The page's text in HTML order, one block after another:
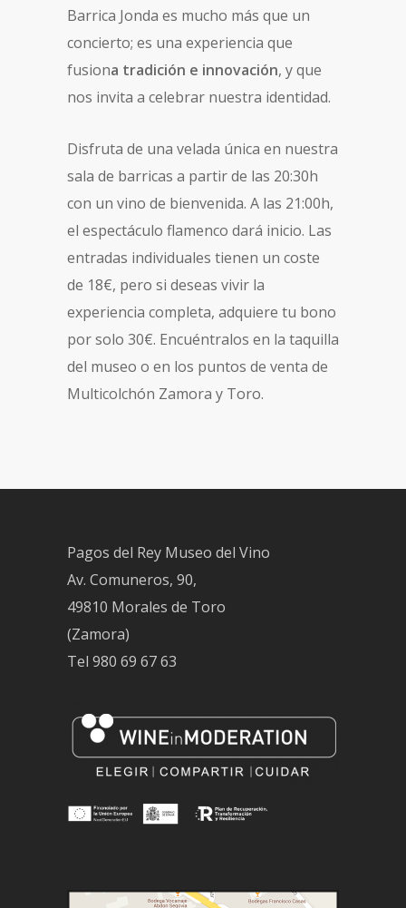
Barrica Jonda es mucho más que un
concierto; es una experiencia que
fusiona tradición e innovación, y que
nos invita a celebrar nuestra identidad.
Disfruta de una velada única en nuestra
sala de barricas a partir de las 20:30h
con un vino de bienvenida. A las 21:00h,
el espectáculo flamenco dará inicio. Las
entradas individuales tienen un coste
de 18€, pero si deseas vivir la
experiencia completa, adquiere tu bono
por solo 30€. Encuéntralos en la taquilla
del museo o en los puntos de venta de
Multicolchón Zamora y Toro.
Pagos del Rey Museo del Vino
Av. Comuneros, 90,
49810 Morales de Toro
(Zamora)
Tel 980 69 67 63